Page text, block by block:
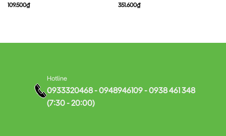
109.500₫ 351.600₫
Hotline
0933320468 - 0948946109 - 0938 461 348
(7:30 - 20:00)